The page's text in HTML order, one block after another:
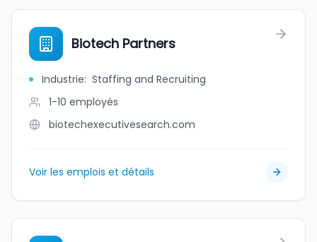
Biotech Partners
Industrie: Staffing and Recruiting
1-10 employés
biotechexecutivesearch.com
Voir les emplois et détails